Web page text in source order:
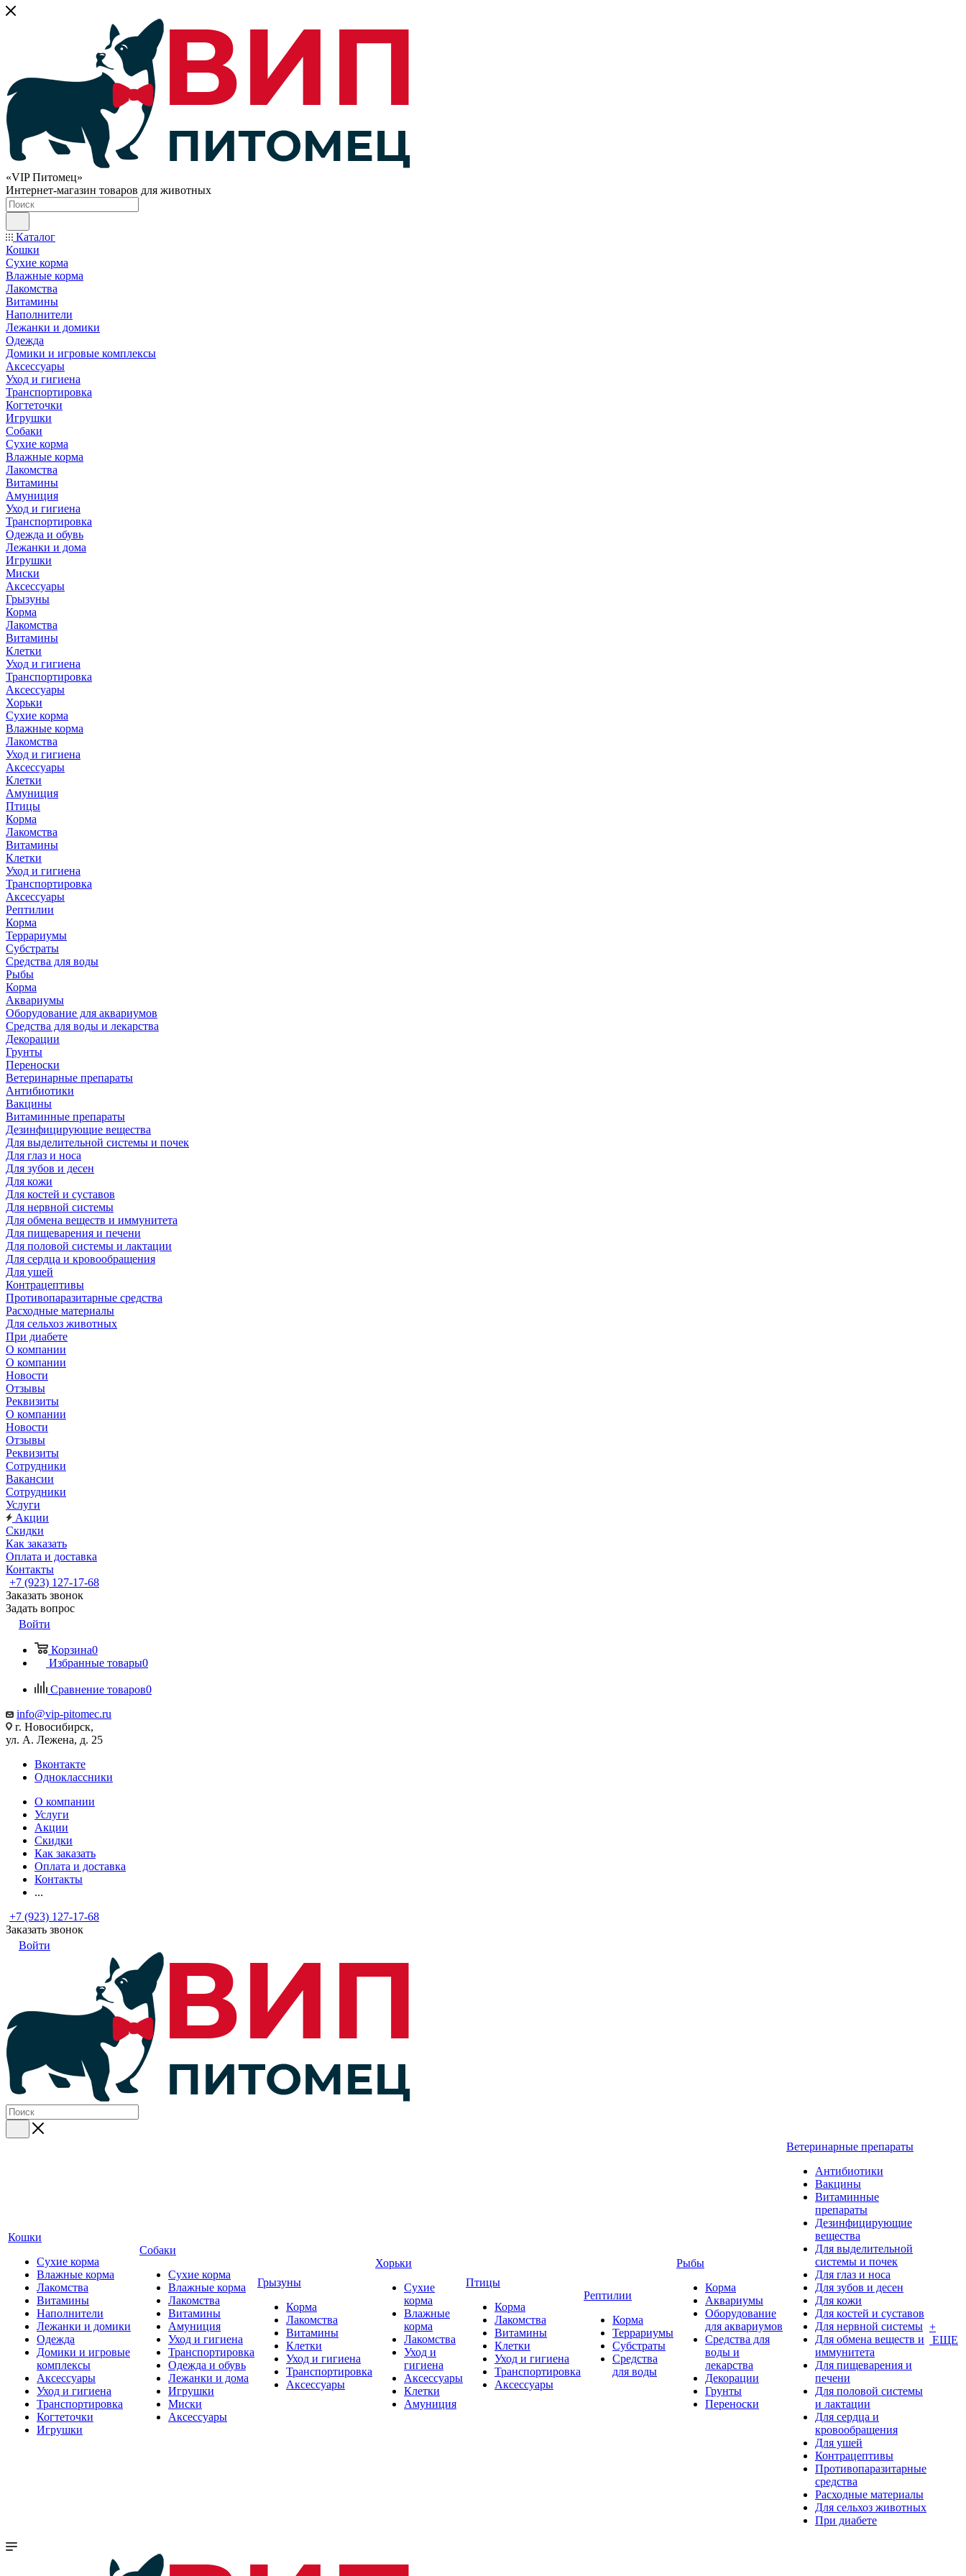
«VIP Питомец»
Интернет-магазин товаров для животных
Каталог
Кошки
Сухие корма
Влажные корма
Лакомства
Витамины
Наполнители
Лежанки и домики
Одежда
Домики и игровые комплексы
Аксессуары
Уход и гигиена
Транспортировка
Когтеточки
Игрушки
Собаки
Сухие корма
Влажные корма
Лакомства
Витамины
Амуниция
Уход и гигиена
Транспортировка
Одежда и обувь
Лежанки и дома
Игрушки
Миски
Аксессуары
Грызуны
Корма
Лакомства
Витамины
Клетки
Уход и гигиена
Транспортировка
Аксессуары
Хорьки
Сухие корма
Влажные корма
Лакомства
Уход и гигиена
Аксессуары
Клетки
Амуниция
Птицы
Корма
Лакомства
Витамины
Клетки
Уход и гигиена
Транспортировка
Аксессуары
Рептилии
Корма
Террариумы
Субстраты
Средства для воды
Рыбы
Корма
Аквариумы
Оборудование для аквариумов
Средства для воды и лекарства
Декорации
Грунты
Переноски
Ветеринарные препараты
Антибиотики
Вакцины
Витаминные препараты
Дезинфицирующие вещества
Для выделительной системы и почек
Для глаз и носа
Для зубов и десен
Для кожи
Для костей и суставов
Для нервной системы
Для обмена веществ и иммунитета
Для пищеварения и печени
Для половой системы и лактации
Для сердца и кровообращения
Для ушей
Контрацептивы
Противопаразитарные средства
Расходные материалы
Для сельхоз животных
При диабете
О компании
О компании
Новости
Отзывы
Реквизиты
О компании
Новости
Отзывы
Реквизиты
Сотрудники
Вакансии
Сотрудники
Услуги
Акции
Скидки
Как заказать
Оплата и доставка
Контакты
+7 (923) 127-17-68
Заказать звонок
Задать вопрос
Войти
Корзина0
Избранные товары0
Сравнение товаров0
info@vip-pitomec.ru
г. Новосибирск,
ул. А. Лежена, д. 25
Вконтакте
Одноклассники
О компании
Услуги
Акции
Скидки
Как заказать
Оплата и доставка
Контакты
...
+7 (923) 127-17-68
Заказать звонок
Войти
Кошки
Сухие корма
Влажные корма
Лакомства
Витамины
Наполнители
Лежанки и домики
Одежда
Домики и игровые
комплексы
Аксессуары
Уход и гигиена
Транспортировка
Когтеточки
Игрушки
Собаки
Сухие корма
Влажные корма
Лакомства
Витамины
Амуниция
Уход и гигиена
Транспортировка
Одежда и обувь
Лежанки и дома
Игрушки
Миски
Аксессуары
Грызуны
Корма
Лакомства
Витамины
Клетки
Уход и гигиена
Транспортировка
Аксессуары
Хорьки
Сухие
корма
Влажные
корма
Лакомства
Уход и
гигиена
Аксессуары
Клетки
Амуниция
Птицы
Корма
Лакомства
Витамины
Клетки
Уход и гигиена
Транспортировка
Аксессуары
Рептилии
Корма
Террариумы
Субстраты
Средства
для воды
Рыбы
Корма
Аквариумы
Оборудование
для аквариумов
Средства для
воды и
лекарства
Декорации
Грунты
Переноски
Ветеринарные препараты
Антибиотики
Вакцины
Витаминные
препараты
Дезинфицирующие
вещества
Для выделительной
системы и почек
Для глаз и носа
Для зубов и десен
Для кожи
Для костей и суставов
Для нервной системы
Для обмена веществ и
иммунитета
Для пищеварения и
печени
Для половой системы
и лактации
Для сердца и
кровообращения
Для ушей
Контрацептивы
Противопаразитарные
средства
Расходные материалы
Для сельхоз животных
При диабете
+
ЕЩЕ